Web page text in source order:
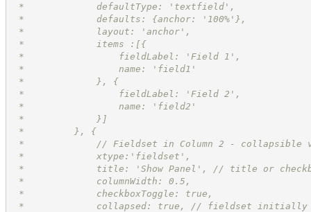
*             defaultType: 'textfield',
*             defaults: {anchor: '100%'},
*             layout: 'anchor',
*             items :[{
*                 fieldLabel: 'Field 1',
*                 name: 'field1'
*             }, {
*                 fieldLabel: 'Field 2',
*                 name: 'field2'
*             }]
*         }, {
*             // Fieldset in Column 2 -
*             xtype:'fieldset',
*             title: 'Show Panel', // title or
*             columnWidth: 0.5,
*             checkboxToggle: true,
*             collapsed: true, // fieldset initially